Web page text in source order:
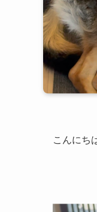
こんにち